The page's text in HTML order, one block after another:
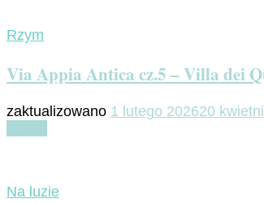
Rzym
Via Appia Antica cz.5 – Villa dei
zaktualizowano 1 lutego 202620
Na luzie